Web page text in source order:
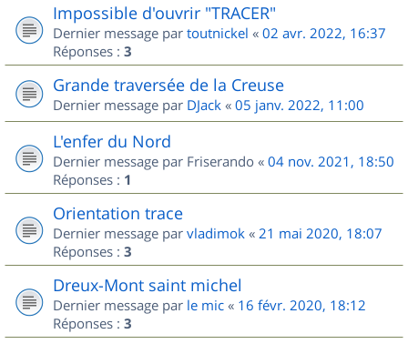
Impossible d'ouvrir "TRACER"
Dernier message par toutnickel « 02 avr. 2022, 16:37
Réponses : 3
Grande traversée de la Creuse
Dernier message par DJack « 05 janv. 2022, 11:00
L'enfer du Nord
Dernier message par Friserando « 04 nov. 2021, 18:50
Réponses : 1
Orientation trace
Dernier message par vladimok « 21 mai 2020, 18:07
Réponses : 3
Dreux-Mont saint michel
Dernier message par le mic « 16 févr. 2020, 18:12
Réponses : 3